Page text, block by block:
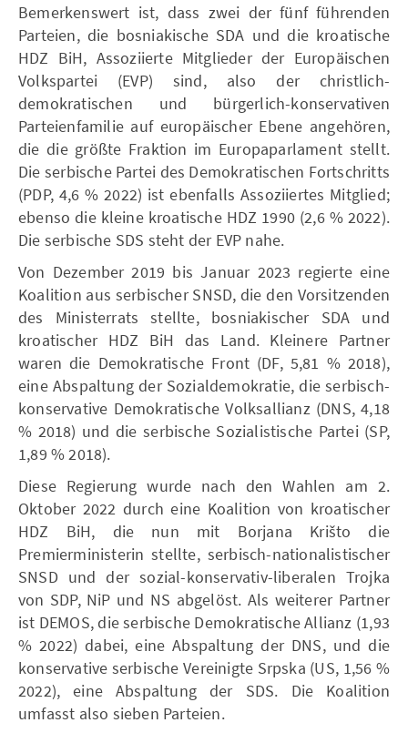
Bemerkenswert ist, dass zwei der fünf führenden
Parteien, die bosniakische SDA und die kroatische
HDZ BiH, Assoziierte Mitglieder der Europäischen
Volkspartei (EVP) sind, also der christlich-
demokratischen und bürgerlich-konservativen
Parteienfamilie auf europäischer Ebene angehören,
die die größte Fraktion im Europaparlament stellt.
Die serbische Partei des Demokratischen Fortschritts
(PDP, 4,6 % 2022) ist ebenfalls Assoziiertes Mitglied;
ebenso die kleine kroatische HDZ 1990 (2,6 % 2022).
Die serbische SDS steht der EVP nahe.
Von Dezember 2019 bis Januar 2023 regierte eine
Koalition aus serbischer SNSD, die den Vorsitzenden
des Ministerrats stellte, bosniakischer SDA und
kroatischer HDZ BiH das Land. Kleinere Partner
waren die Demokratische Front (DF, 5,81 % 2018),
eine Abspaltung der Sozialdemokratie, die serbisch-
konservative Demokratische Volksallianz (DNS, 4,18
% 2018) und die serbische Sozialistische Partei (SP,
1,89 % 2018).
Diese Regierung wurde nach den Wahlen am 2.
Oktober 2022 durch eine Koalition von kroatischer
HDZ BiH, die nun mit Borjana Krišto die
Premierministerin stellte, serbisch-nationalistischer
SNSD und der sozial-konservativ-liberalen Trojka
von SDP, NiP und NS abgelöst. Als weiterer Partner
ist DEMOS, die serbische Demokratische Allianz (1,93
% 2022) dabei, eine Abspaltung der DNS, und die
konservative serbische Vereinigte Srpska (US, 1,56 %
2022), eine Abspaltung der SDS. Die Koalition
umfasst also sieben Parteien.